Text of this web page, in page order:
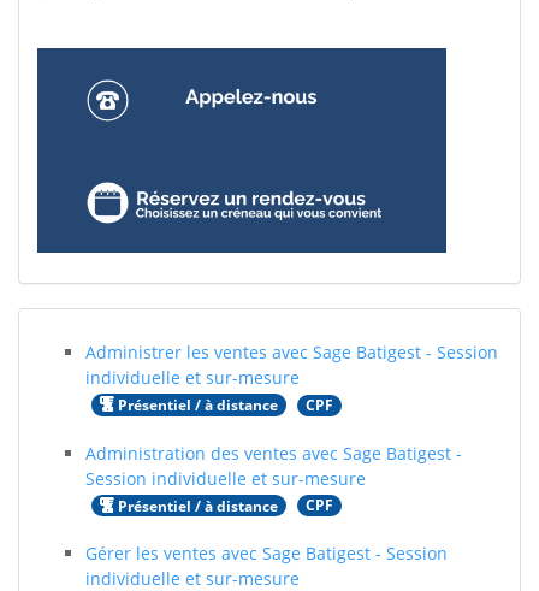
Administrer les ventes avec Sage Batigest - Session
individuelle et sur-mesure
Présentiel / à distance CPF
Administration des ventes avec Sage Batigest -
Session individuelle et sur-mesure
Présentiel / à distance CPF
Gérer les ventes avec Sage Batigest - Session
individuelle et sur-mesure